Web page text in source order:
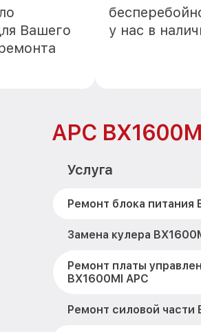
Вашего
у нас в
APC
Услуга
Ремонт блока питания
Замена кулера
Ремонт платы
BX1600MI APC
Ремонт силовой части